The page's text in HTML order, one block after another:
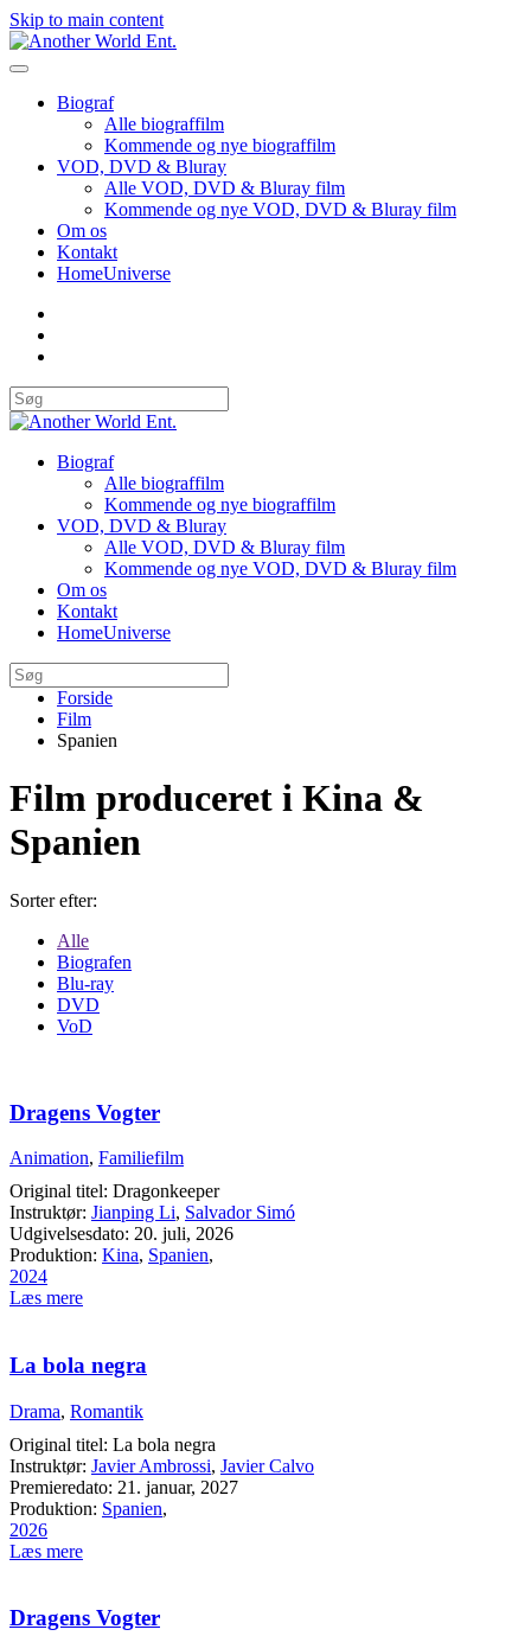
Skip to main content
Biograf
Alle biograffilm
Kommende og nye biograffilm
VOD, DVD & Bluray
Alle VOD, DVD & Bluray film
Kommende og nye VOD, DVD & Bluray film
Om os
Kontakt
HomeUniverse
Biograf
Alle biograffilm
Kommende og nye biograffilm
VOD, DVD & Bluray
Alle VOD, DVD & Bluray film
Kommende og nye VOD, DVD & Bluray film
Om os
Kontakt
HomeUniverse
Forside
Film
Spanien
Film produceret i Kina &
Spanien
Sorter efter:
Alle
Biografen
Blu-ray
DVD
VoD
Dragens Vogter
Animation, Familiefilm
Original titel: Dragonkeeper
Instruktør: Jianping Li, Salvador Simó
Udgivelsesdato: 20. juli, 2026
Produktion: Kina, Spanien,
2024
Læs mere
La bola negra
Drama, Romantik
Original titel: La bola negra
Instruktør: Javier Ambrossi, Javier Calvo
Premieredato: 21. januar, 2027
Produktion: Spanien,
2026
Læs mere
Dragens Vogter